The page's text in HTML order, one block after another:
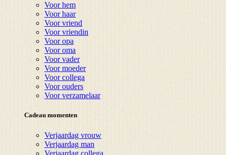
Voor hem
Voor haar
Voor vriend
Voor vriendin
Voor opa
Voor oma
Voor vader
Voor moeder
Voor collega
Voor ouders
Voor verzamelaar
Cadeau momenten
Verjaardag vrouw
Verjaardag man
Verjaardag collega